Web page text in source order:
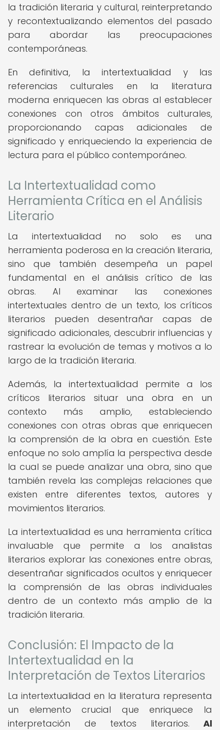
la tradición literaria y cultural, reinterpretando
y recontextualizando elementos del pasado
para abordar las preocupaciones
contemporáneas.
En definitiva, la intertextualidad y las
referencias culturales en la literatura
moderna enriquecen las obras al establecer
conexiones con otros ámbitos culturales,
proporcionando capas adicionales de
significado y enriqueciendo la experiencia de
lectura para el público contemporáneo.
La Intertextualidad como
Herramienta Crítica en el Análisis
Literario
La intertextualidad no solo es una
herramienta poderosa en la creación literaria,
sino que también desempeña un papel
fundamental en el análisis crítico de las
obras. Al examinar las conexiones
intertextuales dentro de un texto, los críticos
literarios pueden desentrañar capas de
significado adicionales, descubrir influencias y
rastrear la evolución de temas y motivos a lo
largo de la tradición literaria.
Además, la intertextualidad permite a los
críticos literarios situar una obra en un
contexto más amplio, estableciendo
conexiones con otras obras que enriquecen
la comprensión de la obra en cuestión. Este
enfoque no solo amplía la perspectiva desde
la cual se puede analizar una obra, sino que
también revela las complejas relaciones que
existen entre diferentes textos, autores y
movimientos literarios.
La intertextualidad es una herramienta crítica
invaluable que permite a los analistas
literarios explorar las conexiones entre obras,
desentrañar significados ocultos y enriquecer
la comprensión de las obras individuales
dentro de un contexto más amplio de la
tradición literaria.
Conclusión: El Impacto de la
Intertextualidad en la
Interpretación de Textos Literarios
La intertextualidad en la literatura representa
un elemento crucial que enriquece la
interpretación de textos literarios. Al